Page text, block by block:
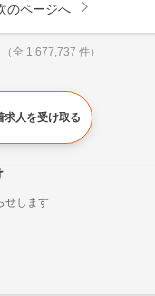
のページへ
全 1,677,737 件）
求人を受け取る
せします